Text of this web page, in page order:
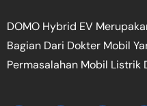
DOMO Hybrid EV
Bagian Dari Dokter Mobil
Permasalahan Mobil Listrik